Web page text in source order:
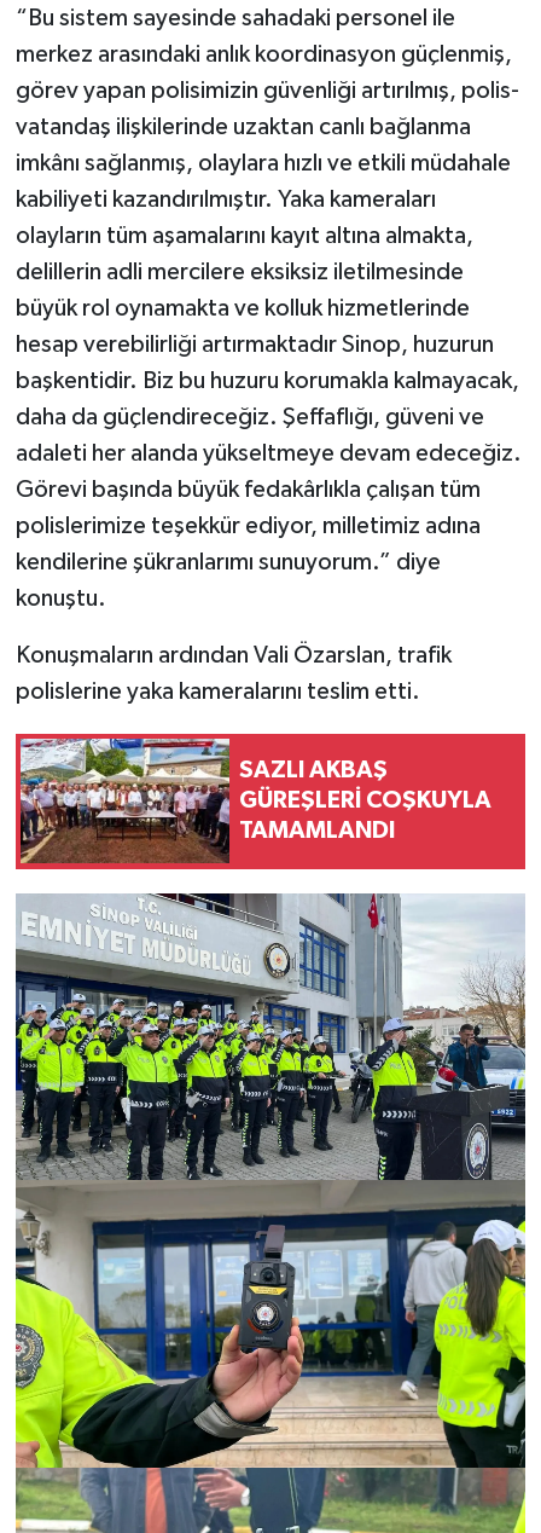
“Bu sistem sayesinde sahadaki personel ile
merkez arasındaki anlık koordinasyon güçlenmiş,
görev yapan polisimizin güvenliği artırılmış, polis-
vatandaş ilişkilerinde uzaktan canlı bağlanma
imkânı sağlanmış, olaylara hızlı ve etkili müdahale
kabiliyeti kazandırılmıştır. Yaka kameraları
olayların tüm aşamalarını kayıt altına almakta,
delillerin adli mercilere eksiksiz iletilmesinde
büyük rol oynamakta ve kolluk hizmetlerinde
hesap verebilirliği artırmaktadır Sinop, huzurun
başkentidir. Biz bu huzuru korumakla kalmayacak,
daha da güçlendireceğiz. Şeffaflığı, güveni ve
adaleti her alanda yükseltmeye devam edeceğiz.
Görevi başında büyük fedakârlıkla çalışan tüm
polislerimize teşekkür ediyor, milletimiz adına
kendilerine şükranlarımı sunuyorum.” diye
konuştu.
Konuşmaların ardından Vali Özarslan, trafik
polislerine yaka kameralarını teslim etti.
SAZLI AKBAŞ
GÜREŞLERİ COŞKUYLA
TAMAMLANDI